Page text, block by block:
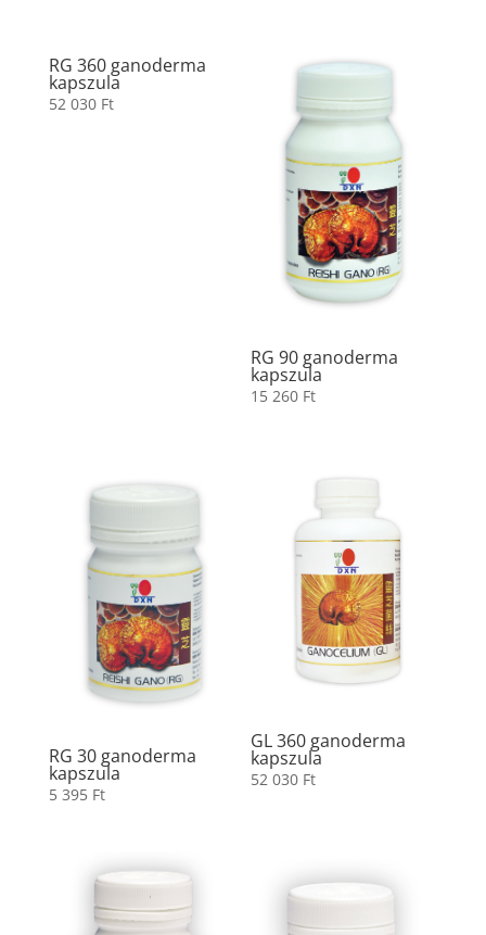
RG 360 ganoderma
kapszula
52 030 Ft
RG 90 ganoderma
kapszula
15 260 Ft
RG 30 ganoderma
kapszula
5 395 Ft
GL 360 ganoderma
kapszula
52 030 Ft